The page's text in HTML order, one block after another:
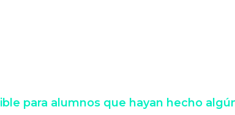
para alumnos que hayan hecho